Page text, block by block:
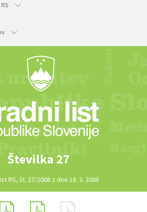
Številka 27
RS, št. 27/2008 z dne 18. 3. 2008